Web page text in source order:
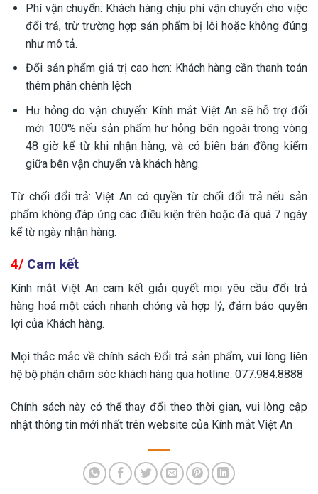
Phí vận chuyển: Khách hàng chịu phí vận chuyển cho việc
đổi trả, trừ trường hợp sản phẩm bị lỗi hoặc không đúng
như mô tả.
Đổi sản phẩm giá trị cao hơn: Khách hàng cần thanh toán
thêm phân chênh lệch
Hư hỏng do vận chuyến: Kính mắt Việt An sẽ hỗ trợ đối
mới 100% nếu sản phẩm hư hỏng bên ngoài trong vòng
48 giờ kể từ khi nhận hàng, và có biên bản đồng kiểm
giữa bên vận chuyển và khách hàng.
Từ chối đổi trả: Việt An có quyền từ chối đổi trả nếu sản
phẩm không đáp ứng các điều kiện trên hoặc đã quá 7 ngày
kể từ ngày nhận hàng.
4/ Cam kết
Kính mắt Việt An cam kết giải quyết mọi yêu cầu đổi trả
hàng hoá một cách nhanh chóng và hợp lý, đảm bảo quyền
lợi của Khách hàng.
Mọi thắc mắc về chính sách Đổi trả sản phẩm, vui lòng liên
hệ bộ phận chăm sóc khách hàng qua hotline: 077.984.8888
Chính sách này có thể thay đổi theo thời gian, vui lòng cập
nhật thông tin mới nhất trên website của Kính mắt Việt An